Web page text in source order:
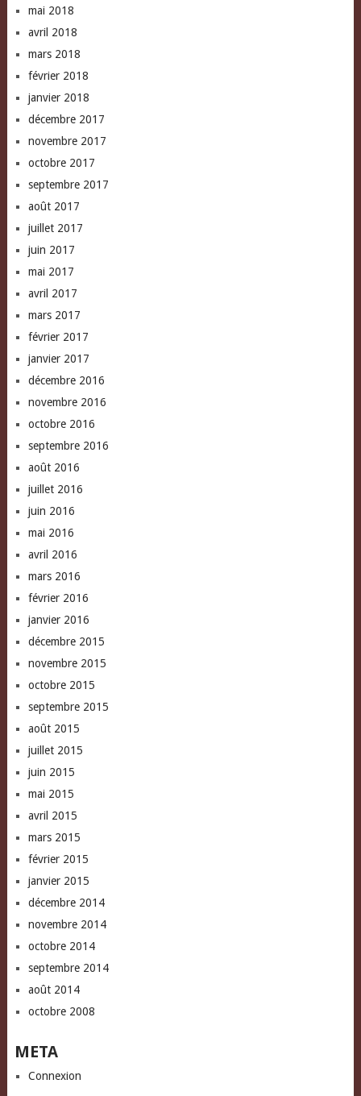
mai 2018
avril 2018
mars 2018
février 2018
janvier 2018
décembre 2017
novembre 2017
octobre 2017
septembre 2017
août 2017
juillet 2017
juin 2017
mai 2017
avril 2017
mars 2017
février 2017
janvier 2017
décembre 2016
novembre 2016
octobre 2016
septembre 2016
août 2016
juillet 2016
juin 2016
mai 2016
avril 2016
mars 2016
février 2016
janvier 2016
décembre 2015
novembre 2015
octobre 2015
septembre 2015
août 2015
juillet 2015
juin 2015
mai 2015
avril 2015
mars 2015
février 2015
janvier 2015
décembre 2014
novembre 2014
octobre 2014
septembre 2014
août 2014
octobre 2008
META
Connexion